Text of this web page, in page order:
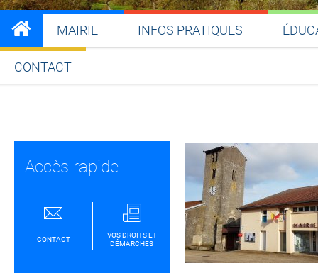
MAIRIE INFOS PRATIQUES
CONTACT
Accès rapide
CONTACT
VOS DROITS ET
DÉMARCHES